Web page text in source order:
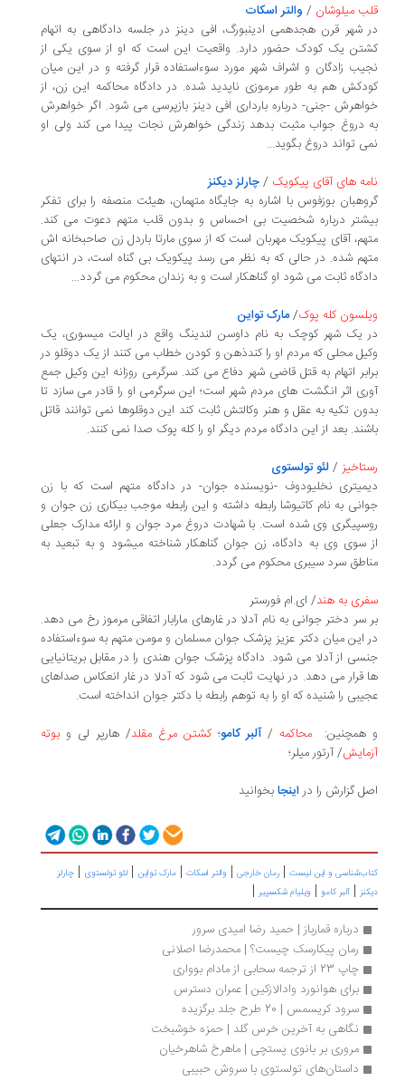
قلب میلوشان / والتر اسکات
در شهر قرن هجدهمی ادینبورگ، افی دینز در جلسه دادگاهی به اتهام
کشتن یک کودک حضور دارد. واقعیت این است که او از سوی یکی از
نجیب زادگان و اشراف شهر مورد سوءاستفاده قرار گرفته و در این میان
کودکش هم به طور مرموزی ناپدید شده. در دادگاه محاکمه این زن، از
خواهرش -جنی- درباره بارداری افی دینز بازپرسی می شود. اگر خواهرش
به دروغ جواب مثبت بدهد زندگی خواهرش نجات پیدا می کند ولی او
نمی تواند دروغ بگوید...
نامه های آقای پیکویک /چارلز دیکنز
گروهبان بوزفوس با اشاره به جایگاه متهمان، هیئت منصفه را برای تفکر
بیشتر درباره شخصیت بی احساس و بدون قلب متهم دعوت می کند.
متهم، آقای پیکویک مهربان است که از سوی مارتا باردل زن صاحبخانه اش
متهم شده. در حالی که به نظر می رسد پیکویک بی گناه است، در انتهای
دادگاه ثابت می شود او گناهکار است و به زندان محکوم می گردد...
ویلسون کله پوک/مارک تواین
در یک شهر کوچکبه نام داوسن لندینگ واقع در ایالت میسوری، یک
وکیل محلی که مردم او را کندذهن و کودن خطاب می کنند از یک دوقلو در
برابر اتهام به قتل قاضی شهر دفاع می کند. سرگرمی روزانه این وکیل جمع
آوری اثر انگشت های مردم شهر است؛ این سرگرمی او را قادر می سازد تا
بدون تکیه به عقل و هنر وکالتش ثابت کند این دوقلوها نمی توانند قاتل
باشند. بعد از این دادگاه مردم دیگر او را کله پوک صدا نمی کنند.
رستاخیز /لئو تولستوی
دیمیتری نخلیودوف -نویسنده جوان- در دادگاه متهم است که با زن
جوانی به نام کاتیوشا رابطه داشته و این
رابطه‎ موجب بیکاری زن جوان و
روسپیگری وی شده است. با شهادت دروغ مرد جوان و ارائه مدارک جعلی
از سوی وی به دادگاه،
زن جوان گناهکار شناخته می‎شود و به تبعید به
مناطق سرد سیبری محکوم می گردد.
سفری به هند/ ای.ام فورستر
بر سر دختر جوانی به نام آدلا در غارهای مارابار اتفاقی مرموز رخ می دهد.
در این میان دکتر عزیز پزشک جوان مسلمان و مومن متهم به سوءاستفاده
جنسی از آدلا می شود. دادگاه پزشک جوان هندی را در مقابل بریتانیایی
ها قرار می دهد. در نهایت ثابت می شود که آدلا در غار انعکاس صداهای
عجیبی را شنیده که او را به توهم رابطه با دکتر جوان انداخته است.
و همچنین:
محاکمه /آلبر کامو؛ کشتن مرغ مقلد/ هارپر لی و بوته
آزمایش/ آرتور میلر؛
اصل گزارش را دراینجابخوانید
کتاب‌شناسی و این لیست | رمان خارجی | والتر اسکات | مارک تواین | لئو تولستوی | چارلز
دیکنز | آلبر کامو | ویلیام شکسپیر |
درباره قمارباز | حمید رضا امیدی سرور
رمان پیکارسک چیست؟ | محمدرضا اصلانی
چاپ 23 از ترجمه سحابی از مادام بوواری
برای هوانورد وادالازکین | عمران دسترس
سرود کریسمس | 20 طرح جلد برگزیده
نگاهی به آخرین خرس گلد | حمزه خوشبخت
مروری بر بانوی پستچی | ماهرخ شاهرخیان
داستان‌های تولستوی با سروش حبیبی